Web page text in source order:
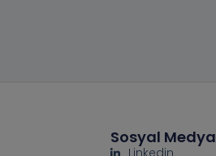
Sosyal Medya